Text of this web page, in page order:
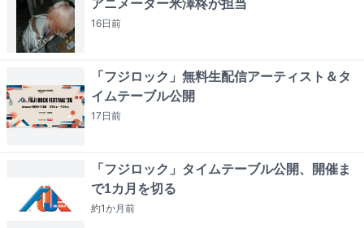
アニメーター米澤柊が担当
16日前
「フジロック」無料生配信アーティスト＆タ
イムテーブル公開
17日前
「フジロック」タイムテーブル公開、開催ま
で1カ月を切る
約1か月前